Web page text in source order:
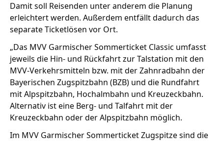
Unternehmen
Das geheime Geräusch
Fotobox
Amphibienschutz
Team
Programm
Service
Nachgehört
Podcast
Handwerker
Damit soll Reisenden unter anderem die Planung
erleichtert werden. Außerdem entfällt dadurch das
separate Ticketlösen vor Ort.
„Das MVV Garmischer Sommerticket Classic umfasst
jeweils die Hin- und Rückfahrt zur Talstation mit den
MVV-Verkehrsmitteln bzw. mit der Zahnradbahn der
Bayerischen Zugspitzbahn (BZB) und die Rundfahrt
mit Alpspitzbahn, Hochalmbahn und Kreuzeckbahn.
Alternativ ist eine Berg- und Talfahrt mit der
Kreuzeckbahn oder der Alpspitzbahn möglich.
Im MVV Garmischer Sommerticket Zugspitze sind die